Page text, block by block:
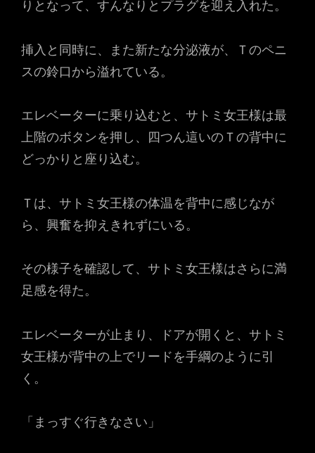
りとなって、すんなりとプラグを迎え入れた。
挿入と同時に、また新たな分泌液が、Ｔのペニ
スの鈴口から溢れている。
エレベーターに乗り込むと、サトミ女王様は最
上階のボタンを押し、四つん這いのＴの背中に
どっかりと座り込む。
Ｔは、サトミ女王様の体温を背中に感じなが
ら、興奮を抑えきれずにいる。
その様子を確認して、サトミ女王様はさらに満
足感を得た。
エレベーターが止まり、ドアが開くと、サトミ
女王様が背中の上でリードを手綱のように引
く。
「まっすぐ行きなさい」